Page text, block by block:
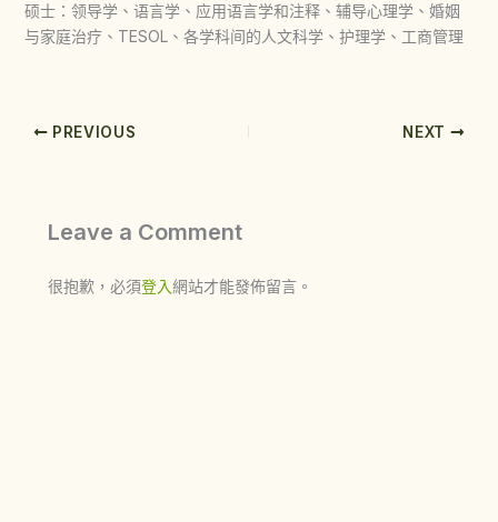
硕士：领导学、语言学、应用语言学和注释、辅导心理学、婚姻
与家庭治疗、TESOL、各学科间的人文科学、护理学、工商管理
PREVIOUS NEXT
Leave a Comment
很抱歉，必須登入網站才能發佈留言。